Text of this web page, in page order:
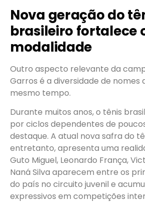
Nova geração do
brasileiro fortalece
modalidade
Outro aspecto relevante da
Garros é a diversidade de nomes
mesmo tempo.
Durante muitos anos, o tênis
por ciclos dependentes de
destaque. A atual nova safra do
entretanto, apresenta uma
Guto Miguel, Leonardo França,
Naná Silva aparecem entre os
do país no circuito juvenil e
expressivos em competições